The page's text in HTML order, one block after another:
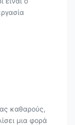
καθαρούς,
μια φορά